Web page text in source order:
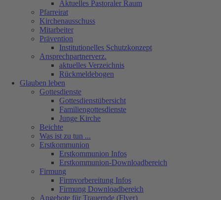
Aktuelles Pastoraler Raum
Pfarreirat
Kirchenausschuss
Mitarbeiter
Prävention
Institutionelles Schutzkonzept
Ansprechpartnerverz.
aktuelles Verzeichnis
Rückmeldebogen
Glauben leben
Gottesdienste
Gottesdienstübersicht
Familiengottesdienste
Junge Kirche
Beichte
Was ist zu tun ...
Erstkommunion
Erstkommunion Infos
Erstkommunion-Downloadbereich
Firmung
Firmvorbereitung Infos
Firmung Downloadbereich
Angebote für Trauernde (Flyer)